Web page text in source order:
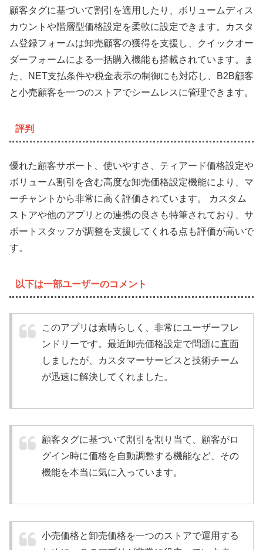
顧客タグに基づいて割引を適用したり、ボリュームディス
カウントや階層型価格設定を柔軟に設定できます。カスタ
ム登録フォームは卸売顧客の獲得を支援し、クイックオー
ダーフォームによる一括購入機能も搭載されています。ま
た、NET支払条件や税金表示の制御にも対応し、B2B顧客
と小売顧客を一つのストアでシームレスに管理できます。
評判
優れた顧客サポート、使いやすさ、ティアード価格設定や
ボリューム割引を含む高度な卸売価格設定機能により、マ
ーチャントから非常に高く評価されています。 カスタム
ストアや他のアプリとの連携の良さも特筆されており、サ
ポートスタッフが調整を支援してくれる点も評価が高いで
す。
以下は一部ユーザーのコメント
このアプリは素晴らしく、非常にユーザーフレ
ンドリーです。最近卸売価格設定で問題に直面
しましたが、カスタマーサービスと技術チーム
が迅速に解決してくれました。
顧客タグに基づいて割引を割り当て、顧客がロ
グイン時に価格を自動調整する機能など、その
機能を本当に気に入っています。
小売価格と卸売価格を一つのストアで運用する